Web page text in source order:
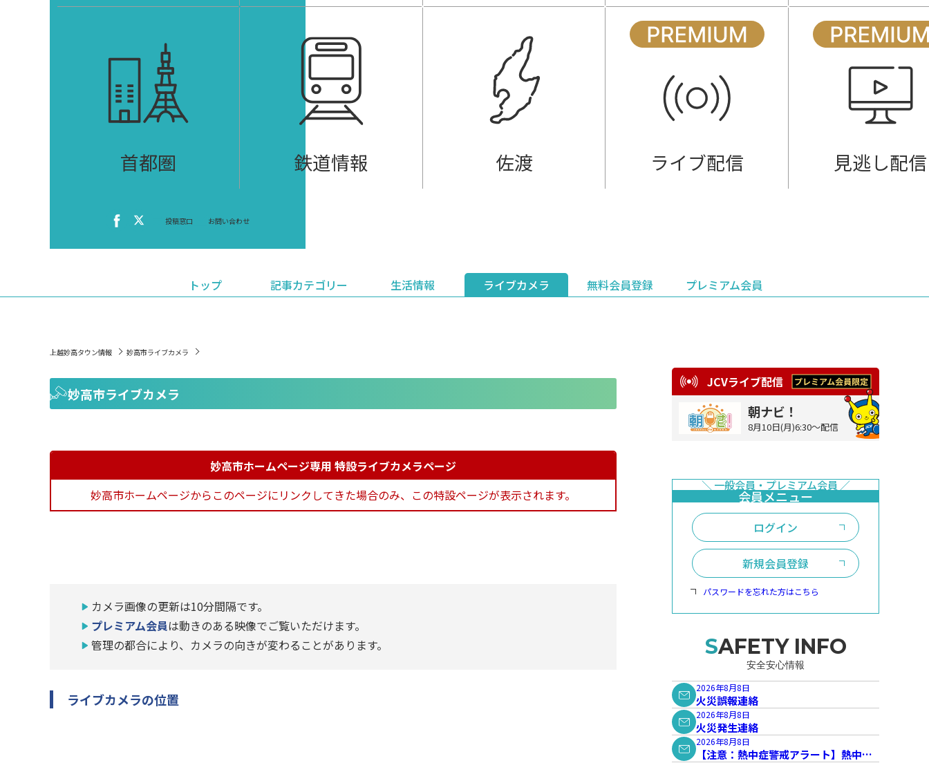
首都圏 鉄道情報 佐渡 ライブ配信 見逃し配信
投稿窓口 お問い合わせ
トップ
記事カテゴリー
生活情報
ライブカメラ 無料会員登録
プレミアム会員
上越妙高タウン情報 妙高市ライブカメラ
妙高市ライブカメラ
妙高市ホームページ専用 特設ライブカメラページ
妙高市ホームページからこのページにリンクしてきた場合のみ、この特設ページが表示されます。
カメラ画像の更新は10分間隔です。
プレミアム会員は動きのある映像でご覧いただけます。
管理の都合により、カメラの向きが変わることがあります。
ライブカメラの位置
JCVライブ配信
朝ナビ！
8月10日(月)6:30～配信
ログイン
新規会員登録
パスワードを忘れた方はこちら
SAFETY INFO
安全安心情報
2026年8月8日
火災誤報連絡
2026年8月8日
火災発生連絡
2026年8月8日
【注意：熱中症警戒アラート】熱中症